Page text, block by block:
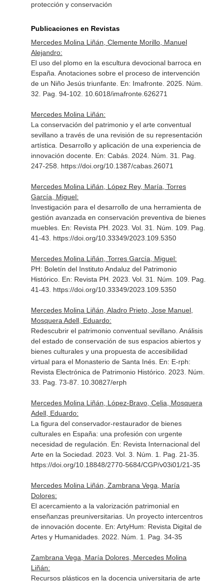
protección y conservación
Publicaciones en Revistas
Mercedes Molina Liñán, Clemente Morillo, Manuel
Alejandro:
El uso del plomo en la escultura devocional barroca en
España. Anotaciones sobre el proceso de intervención
de un Niño Jesús triunfante. En: Imafronte. 2025. Núm.
32. Pag. 94-102. 10.6018/imafronte.626271
Mercedes Molina Liñán:
La conservación del patrimonio y el arte conventual
sevillano a través de una revisión de su representación
artística. Desarrollo y aplicación de una experiencia de
innovación docente. En: Cabás. 2024. Núm. 31. Pag.
247-258. https://doi.org/10.1387/cabas.26071
Mercedes Molina Liñán, López Rey, María, Torres
García, Miguel:
Investigación para el desarrollo de una herramienta de
gestión avanzada en conservación preventiva de bienes
muebles. En: Revista PH . 2023. Vol. 31. Núm. 109. Pag.
41-43. https://doi.org/10.33349/2023.109.5350
Mercedes Molina Liñán, Torres García, Miguel:
PH: Boletín del Instituto Andaluz del Patrimonio
Histórico. En: Revista PH . 2023. Vol. 31. Núm. 109. Pag.
41-43. https://doi.org/10.33349/2023.109.5350
Mercedes Molina Liñán, Aladro Prieto, Jose Manuel,
Mosquera Adell, Eduardo:
Redescubrir el patrimonio conventual sevillano. Análisis
del estado de conservación de sus espacios abiertos y
bienes culturales y una propuesta de accesibilidad
virtual para el Monasterio de Santa Inés. En: E-rph:
Revista Electrónica de Patrimonio Histórico. 2023. Núm.
33. Pag. 73-87. 10.30827/erph
Mercedes Molina Liñán, López-Bravo, Celia, Mosquera
Adell, Eduardo:
La figura del conservador-restaurador de bienes
culturales en España: una profesión con urgente
necesidad de regulación. En: Revista Internacional del
Arte en la Sociedad . 2023. Vol. 3. Núm. 1. Pag. 21-35.
https://doi.org/10.18848/2770-5684/CGP/v03i01/21-35
Mercedes Molina Liñán, Zambrana Vega, María
Dolores:
El acercamiento a la valorización patrimonial en
enseñanzas preuniversitarias. Un proyecto intercentros
de innovación docente. En: ArtyHum: Revista Digital de
Artes y Humanidades. 2022. Núm. 1. Pag. 34-35
Zambrana Vega, María Dolores, Mercedes Molina
Liñán:
Recursos plásticos en la docencia universitaria de arte